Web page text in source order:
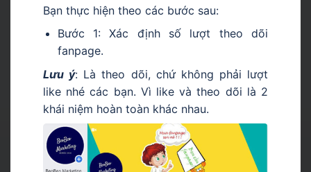
Bạn thực hiện theo các bước sau:
Bước 1: Xác định số lượt theo dõi
fanpage.
Lưu ý: Là theo dõi, chứ không phải lượt
like nhé các bạn. Vì like và theo dõi là 2
khái niệm hoàn toàn khác nhau.